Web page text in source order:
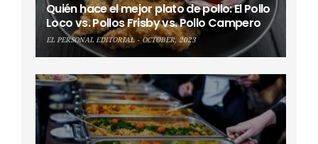
Quién hace el mejor plato de pollo: El Pollo
Loco vs. Pollos Frisby vs. Pollo Campero
EL PERSONAL EDITORIAL OCTOBER, 2023